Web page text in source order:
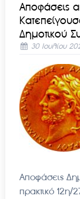
Αποφάσεις
Δημοτικού
30 Ιουλίου
Αποφάσεις
πρακτικό